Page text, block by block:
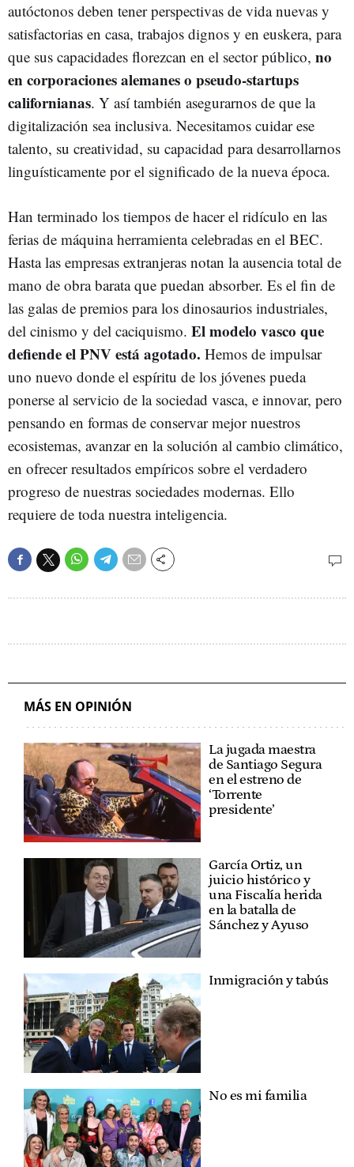
autóctonos deben tener perspectivas de vida nuevas y
satisfactorias en casa, trabajos dignos y en euskera, para
que sus capacidades florezcan en el sector público, no
en corporaciones alemanes o pseudo-startups
californianas. Y así también asegurarnos de que la
digitalización sea inclusiva. Necesitamos cuidar ese
talento, su creatividad, su capacidad para desarrollarnos
linguísticamente por el significado de la nueva época.
Han terminado los tiempos de hacer el ridículo en las
ferias de máquina herramienta celebradas en el BEC.
Hasta las empresas extranjeras notan la ausencia total de
mano de obra barata que puedan absorber. Es el fin de
las galas de premios para los dinosaurios industriales,
del cinismo y del caciquismo. El modelo vasco que
defiende el PNV está agotado. Hemos de impulsar
uno nuevo donde el espíritu de los jóvenes pueda
ponerse al servicio de la sociedad vasca, e innovar, pero
pensando en formas de conservar mejor nuestros
ecosistemas, avanzar en la solución al cambio climático,
en ofrecer resultados empíricos sobre el verdadero
progreso de nuestras sociedades modernas. Ello
requiere de toda nuestra inteligencia.
MÁS EN OPINIÓN
La jugada maestra
de Santiago Segura
en el estreno de
‘Torrente
presidente’
García Ortiz, un
juicio histórico y
una Fiscalía herida
en la batalla de
Sánchez y Ayuso
Inmigración y tabús
No es mi familia